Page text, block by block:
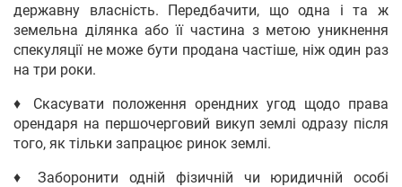
державну власність. Передбачити, що одна і та ж
земельна ділянка або її частина з метою уникнення
спекуляції не може бути продана частіше, ніж один раз
на три роки.
♦ Скасувати положення орендних угод щодо права
орендаря на першочерговий викуп землі одразу після
того, як тільки запрацює ринок землі.
♦ Заборонити одній фізичній чи юридичній особі